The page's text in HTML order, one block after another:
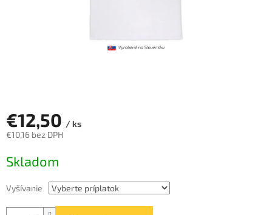
€12,50 / ks
€10,16 bez DPH
cena:
Skladom
Vyšívanie